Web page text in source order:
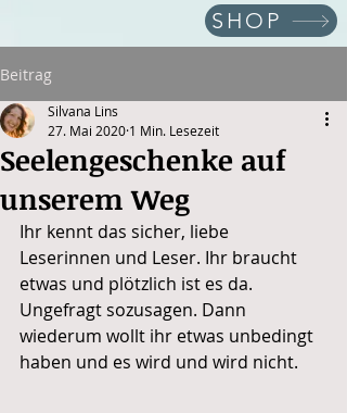
SHOP
Beitrag
Seelengeschenke auf
unserem Weg
Silvana Lins
27. Mai 2020 1 Min. Lesezeit
Ihr kennt das sicher, liebe
Leserinnen und Leser. Ihr braucht
etwas und plötzlich ist es da.
Ungefragt sozusagen. Dann
wiederum wollt ihr etwas unbedingt
haben und es wird und wird nicht.